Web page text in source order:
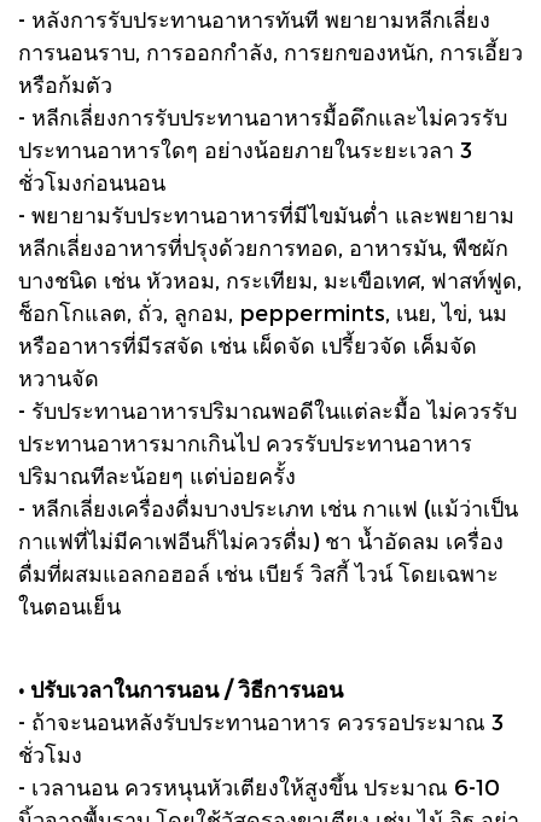
- หลังการรับประทานอาหารทันที พยายามหลีกเลี่ยง
การนอนราบ, การออกกำลัง, การยกของหนัก, การเอี้ยว
หรือก้มตัว
- หลีกเลี่ยงการรับประทานอาหารมื้อดึกและไม่ควรรับ
ประทานอาหารใดๆ อย่างน้อยภายในระยะเวลา 3
ชั่วโมงก่อนนอน
- พยายามรับประทานอาหารที่มีไขมันต่ำ และพยายาม
หลีกเลี่ยงอาหารที่ปรุงด้วยการทอด, อาหารมัน, พืชผัก
บางชนิด เช่น หัวหอม, กระเทียม, มะเขือเทศ, ฟาสท์ฟูด,
ช็อกโกแลต, ถั่ว, ลูกอม, peppermints, เนย, ไข่, นม
หรืออาหารที่มีรสจัด เช่น เผ็ดจัด เปรี้ยวจัด เค็มจัด
หวานจัด
- รับประทานอาหารปริมาณพอดีในแต่ละมื้อ ไม่ควรรับ
ประทานอาหารมากเกินไป ควรรับประทานอาหาร
ปริมาณทีละน้อยๆ แต่บ่อยครั้ง
- หลีกเลี่ยงเครื่องดื่มบางประเภท เช่น กาแฟ (แม้ว่าเป็น
กาแฟที่ไม่มีคาเฟอีนก็ไม่ควรดื่ม) ชา น้ำอัดลม เครื่อง
ดื่มที่ผสมแอลกอฮอล์ เช่น เบียร์ วิสกี้ ไวน์ โดยเฉพาะ
ในตอนเย็น
• ปรับเวลาในการนอน / วิธีการนอน
- ถ้าจะนอนหลังรับประทานอาหาร ควรรอประมาณ 3
ชั่วโมง
- เวลานอน ควรหนุนหัวเตียงให้สูงขึ้น ประมาณ 6-10